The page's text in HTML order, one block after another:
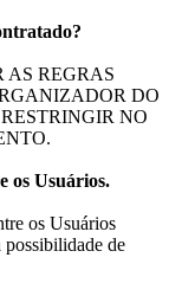
AS REGRAS
DO
NO
os Usuários.
os Usuários
possibilidade de